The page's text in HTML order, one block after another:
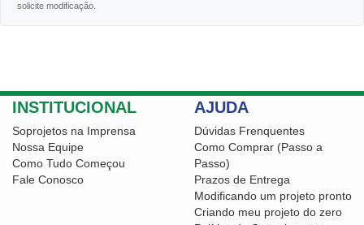
solicite modificação.
INSTITUCIONAL
Soprojetos na Imprensa
Nossa Equipe
Como Tudo Começou
Fale Conosco
AJUDA
Dúvidas Frenquentes
Como Comprar (Passo a
Passo)
Prazos de Entrega
Modificando um projeto pronto
Criando meu projeto do zero